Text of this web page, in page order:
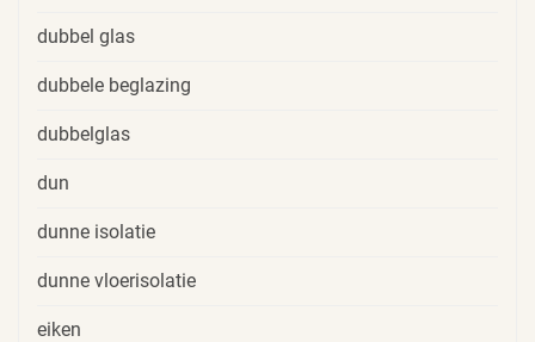
dubbel glas
dubbele beglazing
dubbelglas
dun
dunne isolatie
dunne vloerisolatie
eiken